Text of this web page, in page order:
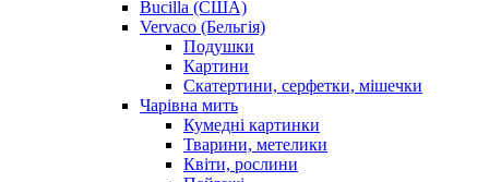
Bucilla (США)
Vervaco (Бельгія)
Подушки
Картини
Скатертини, серфетки, мішечки
Чарiвна мить
Кумедні картинки
Тварини, метелики
Квіти, рослини